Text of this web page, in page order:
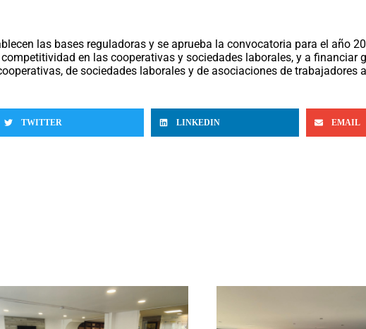
las bases reguladoras y se aprueba la convocatoria para el año
en las cooperativas y sociedades laborales, y a financiar
de sociedades laborales y de asociaciones de trabajadores
TWITTER LINKEDIN EMAIL